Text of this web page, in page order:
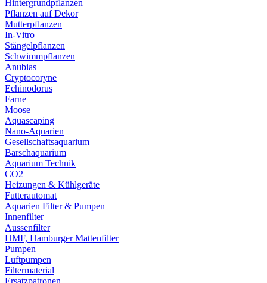
Hintergrundpflanzen
Pflanzen auf Dekor
Mutterpflanzen
In-Vitro
Stängelpflanzen
Schwimmpflanzen
Anubias
Cryptocoryne
Echinodorus
Farne
Moose
Aquascaping
Nano-Aquarien
Gesellschaftsaquarium
Barschaquarium
Aquarium Technik
CO2
Heizungen & Kühlgeräte
Futterautomat
Aquarien Filter & Pumpen
Innenfilter
Aussenfilter
HMF, Hamburger Mattenfilter
Pumpen
Luftpumpen
Filtermaterial
Ersatzpatronen